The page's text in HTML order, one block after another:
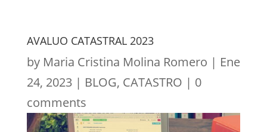
AVALUO CATASTRAL 2023
by Maria Cristina Molina Romero | Ene
24, 2023| BLOG, CATASTRO | 0
comments